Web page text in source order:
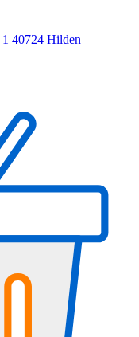
1 40724 Hilden